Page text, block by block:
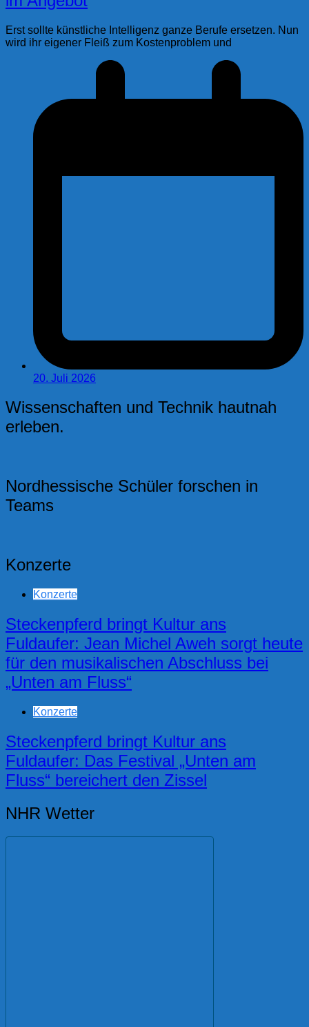
Erst sollte künstliche Intelligenz ganze Berufe ersetzen. Nun
wird ihr eigener Fleiß zum Kostenproblem und
20. Juli 2026
Wissenschaften und Technik hautnah
erleben.
Nordhessische Schüler forschen in
Teams
Konzerte
Konzerte
Steckenpferd bringt Kultur ans
Fuldaufer: Jean Michel Aweh sorgt heute
für den musikalischen Abschluss bei
„Unten am Fluss“
Konzerte
Steckenpferd bringt Kultur ans
Fuldaufer: Das Festival „Unten am
Fluss“ bereichert den Zissel
NHR Wetter